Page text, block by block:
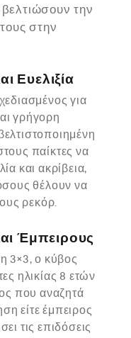
την
στην
Ευελιξία
για
γρήγορη
παίκτες να
και ακρίβεια,
θέλουν να
ρεκόρ.
Έμπειρους
3×3, ο κύβος
ηλικίας 8 ετών
που αναζητά
είτε έμπειρος
τις επιδόσεις